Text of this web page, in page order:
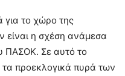
για το χώρο της
είναι η σχέση ανάμεσα
ΠΑΣΟΚ. Σε αυτό το
τα προεκλογικά πυρά των